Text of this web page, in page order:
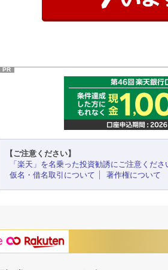
PR
【ご注意ください】
「楽天」を名乗った投資勧誘にご注意くださ
仮名・借名取引について
著作権について